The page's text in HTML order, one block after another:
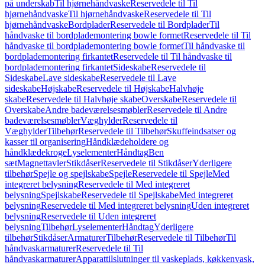
på underskabTil hjørnehåndvaskeReservedele til Til
hjørnehåndvaskeTil hjørnehåndvaskeReservedele til Til
hjørnehåndvaskeBordpladerReservedele til BordpladerTil
håndvaske til bordplademontering bowle formetReservedele til Til
håndvaske til bordplademontering bowle formetTil håndvaske til
bordplademontering firkantetReservedele til Til håndvaske til
bordplademontering firkantetSideskabeReservedele til
SideskabeLave sideskabeReservedele til Lave
sideskabeHøjskabeReservedele til HøjskabeHalvhøje
skabeReservedele til Halvhøje skabeOverskabeReservedele til
OverskabeAndre badeværelsesmøblerReservedele til Andre
badeværelsesmøblerVæghylderReservedele til
VæghylderTilbehørReservedele til TilbehørSkuffeindsatser og
kasser til organiseringHåndklædeholdere og
håndklædekrogeLyselementerHåndtagBen
sætMagnettavlerStikdåserReservedele til StikdåserYderligere
tilbehørSpejle og spejlskabeSpejleReservedele til SpejleMed
integreret belysningReservedele til Med integreret
belysningSpejlskabeReservedele til SpejlskabeMed integreret
belysningReservedele til Med integreret belysningUden integreret
belysningReservedele til Uden integreret
belysningTilbehørLyselementerHåndtagYderligere
tilbehørStikdåserArmaturerTilbehørReservedele til TilbehørTil
håndvaskarmaturerReservedele til Til
håndvaskarmaturerApparattilslutninger til vaskeplads, køkkenvask,